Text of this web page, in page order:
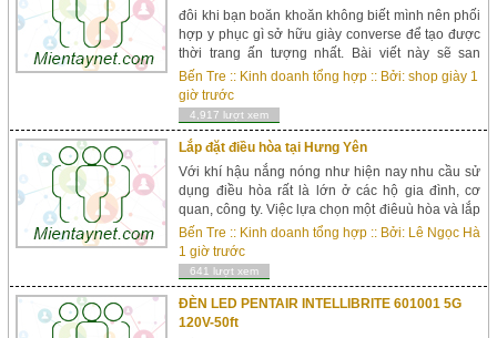
đôi khi bạn boăn khoăn không biết mình nên phối
hợp y phục gì sở hữu giày converse để tạo được
thời trang ấn tượng nhất. Bài viết này sẽ san
sẻ cách vệ sinh giày thể thao để bạn mang thể
phối đồ mang giày converse nam đẹp như
saoGi&agra...
Bến Tre :: Kinh doanh tổng hợp :: Bởi:shop giày 1
giờ trước
4,917 lượt xem
Lắp đặt điều hòa tại Hưng Yên
Với khí hậu nắng nóng như hiện nay nhu cầu sử
dụng điều hòa rất là lớn ở các hộ gia đình, cơ
quan, công ty. Việc lựa chọn một điêuù hòa và lắp
đặt điều hòa sao cho phù hợp với nhu cầu và đạt
hiệu quả cao là điều ...
Bến Tre :: Kinh doanh tổng hợp :: Bởi: Lê Ngọc Hà
1 giờ trước
641 lượt xem
ĐÈN LED PENTAIR INTELLIBRITE 601001 5G
120V-50ft